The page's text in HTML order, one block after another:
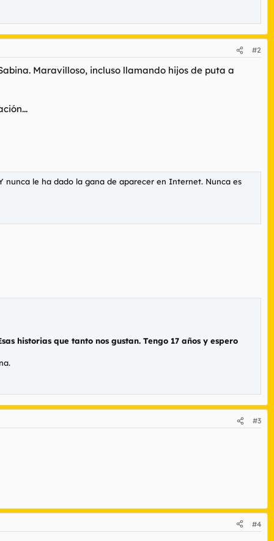
#2
Maravilloso, incluso llamando hijos de puta a
le ha dado la gana de aparecer en Internet. Nunca es
historias que tanto nos gustan. Tengo 17 años y espero
#3
#4